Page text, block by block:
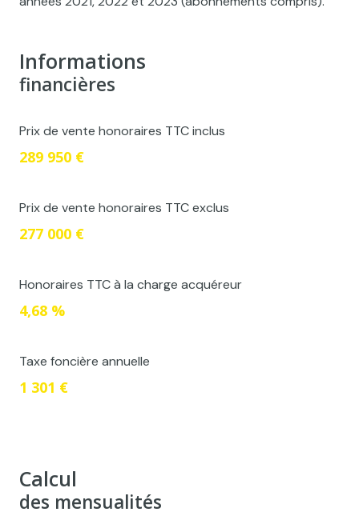
Informations
financières
Prix de vente honoraires TTC inclus
289 950 €
Prix de vente honoraires TTC exclus
277 000 €
Honoraires TTC à la charge acquéreur
4,68 %
Taxe foncière annuelle
1 301 €
Calcul
des mensualités